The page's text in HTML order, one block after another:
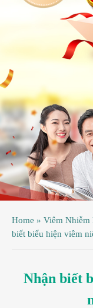
Home » Viêm Nhiễm
biết biểu hiện viêm
Nhận biết